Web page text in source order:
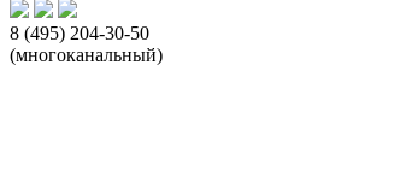
8 (495) 204-30-50
(многоканальный)